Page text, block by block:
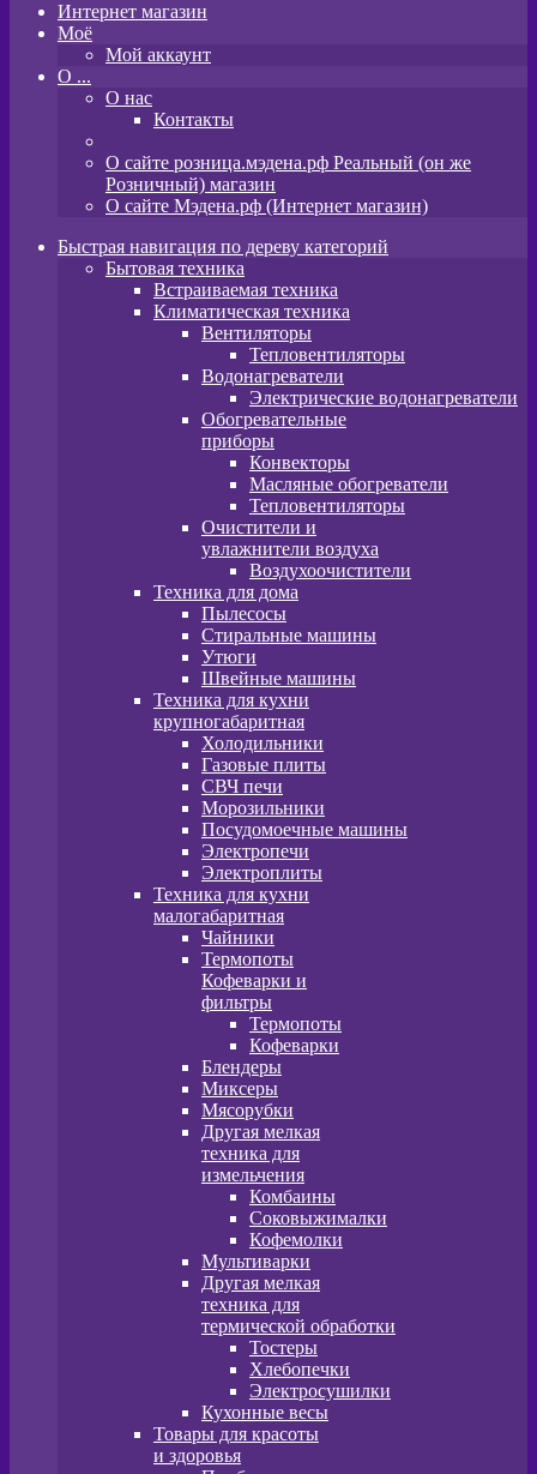
Интернет магазин
Моё
Мой аккаунт
O ...
О нас
Контакты
О сайте розница.мэдена.рф Реальный (он же
Розничный) магазин
О сайте Мэдена.рф (Интернет магазин)
Быстрая навигация по дереву категорий
Бытовая техника
Встраиваемая техника
Климатическая техника
Вентиляторы
Тепловентиляторы
Водонагреватели
Электрические водонагреватели
Обогревательные
приборы
Конвекторы
Масляные обогреватели
Тепловентиляторы
Очистители и
увлажнители воздуха
Воздухоочистители
Техника для дома
Пылeсосы
Стиральные машины
Утюги
Швейные машины
Техника для кухни
крупногабаритная
Холодильники
Газовые плиты
СВЧ печи
Морозильники
Посудомоечные машины
Электропечи
Электроплиты
Техника для кухни
малогабаритная
Чайники
Термопоты
Кофеварки и
фильтры
Термопоты
Кофеварки
Блендеры
Миксеры
Мясорубки
Другая мелкая
техника для
измельчения
Комбаины
Соковыжималки
Кофемолки
Мультиварки
Другая мелкая
техника для
термической обработки
Тостеры
Хлебопечки
Электросушилки
Кухонные весы
Товары для красоты
и здоровья